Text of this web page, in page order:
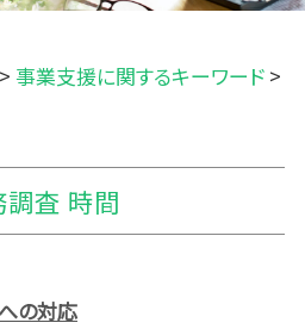
> 事業支援に関するキーワード >
調査 時間
の対応